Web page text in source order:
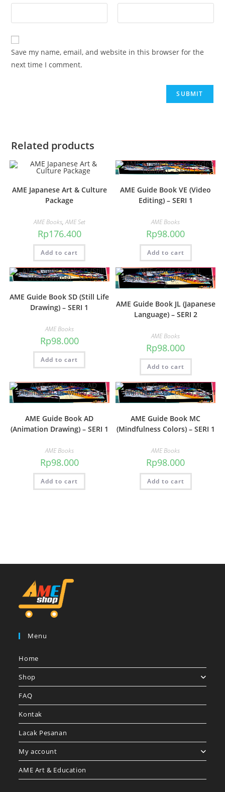
Save my name, email, and website in this browser for the
next time I comment.
Related products
AME Japanese Art & Culture
Package
AME Books,AME Set
Rp176.400
Add to cart
AME Guide Book VE (Video
Editing) – SERI 1
AME Books
Rp98.000
Add to cart
AME Guide Book SD (Still Life
Drawing) – SERI 1
AME Books
Rp98.000
Add to cart
AME Guide Book JL (Japanese
Language) – SERI 2
AME Books
Rp98.000
Add to cart
AME Guide Book AD
(Animation Drawing) – SERI 1
AME Books
Rp98.000
Add to cart
AME Guide Book MC
(Mindfulness Colors) – SERI 1
AME Books
Rp98.000
Add to cart
Menu
Home
Shop
FAQ
Kontak
Lacak Pesanan
My account
AME Art & Education